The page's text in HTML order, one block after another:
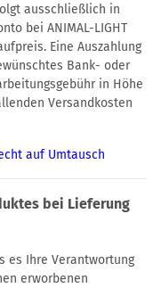
ausschließlich in
bei ANIMAL-LIGHT
Eine Auszahlung
Bank- oder
in Höhe
Versandkosten
auf Umtausch
bei Lieferung
es Ihre Verantwortung
erworbenen